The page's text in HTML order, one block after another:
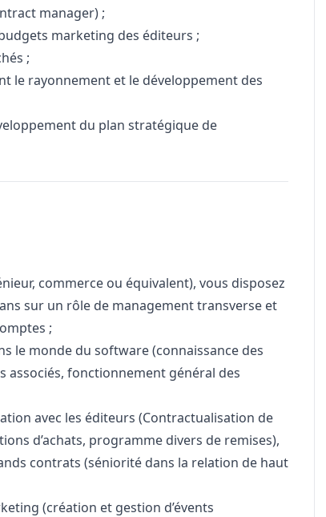
manager) ;
marketing des éditeurs ;
;
le rayonnement et le développement des
du plan stratégique de
commerce ou équivalent), vous disposez
sur un rôle de management transverse et
;
le monde du software (connaissance des
associés, fonctionnement général des
avec les éditeurs (Contractualisation de
d’achats, programme divers de remises),
contrats (séniorité dans la relation de haut
(création et gestion d’évents